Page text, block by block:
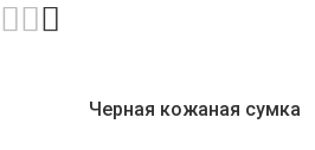
Черная кожаная сумка